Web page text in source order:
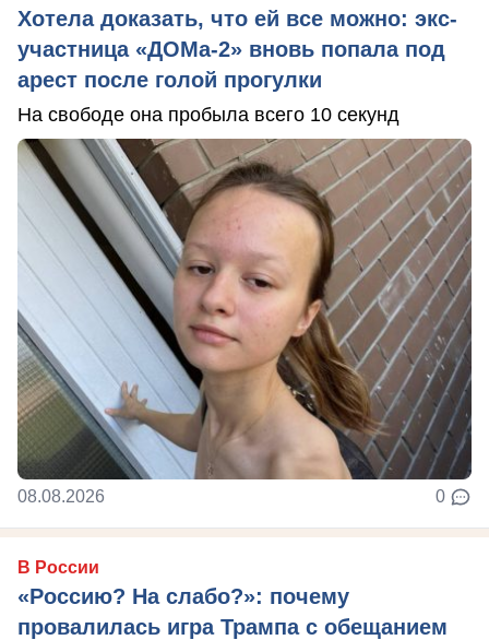
Хотела доказать, что ей все можно: экс-
участница «ДОМа-2» вновь попала под
арест после голой прогулки
На свободе она пробыла всего 10 секунд
08.08.2026 0
В России
«Россию? На слабо?»: почему
провалилась игра Трампа с обещанием